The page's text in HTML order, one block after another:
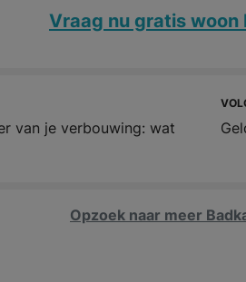
Vraag nu gratis woon
van je verbouwing: wat
Opzoek naar meer